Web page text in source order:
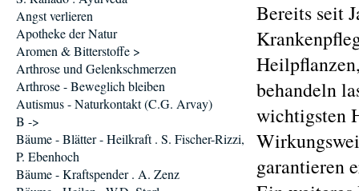
Bereits seit
behandeln
wichtigsten
garantieren
Angst verlieren
Apotheke der Natur
Aromen & Bitterstoffe >
Arthrose und Gelenkschmerzen
Arthrose - Beweglich bleiben
Autismus - Naturkontakt (C.G. Arvay)
B ->
Bäume - Blätter - Heilkraft . S. Fischer-Rizzi,
P. Ebenhoch
Bäume - Kraftspender . A. Zenz